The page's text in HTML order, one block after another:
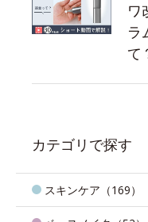
ワ
ラ
て
カテゴリで探す
スキンケア（169）